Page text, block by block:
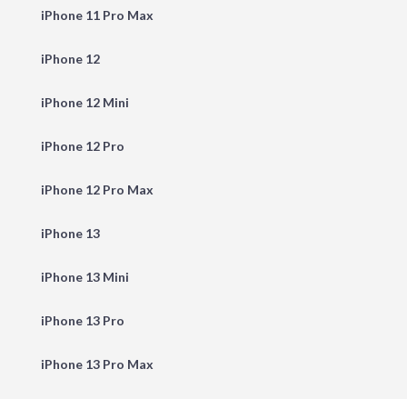
iPhone 11 Pro Max
iPhone 12
iPhone 12 Mini
iPhone 12 Pro
iPhone 12 Pro Max
iPhone 13
iPhone 13 Mini
iPhone 13 Pro
iPhone 13 Pro Max